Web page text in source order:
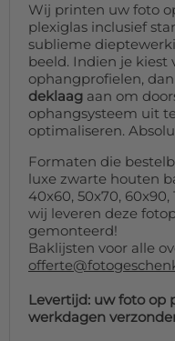
Wij printen uw foto
plexiglas inclusief
sublieme
beeld. Indien je kiest
ophangprofielen,
deklaag aan om
ophangsysteem uit
optimaliseren.
Formaten die
luxe zwarte houten
40x60, 50x70, 60x90,
wij leveren deze
gemonteerd!
Baklijsten voor alle
Levertijd: uw foto op
werkdagen